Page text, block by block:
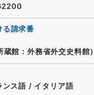
る請求番
館：外務省外交史料館）
ンス語 / イタリア語